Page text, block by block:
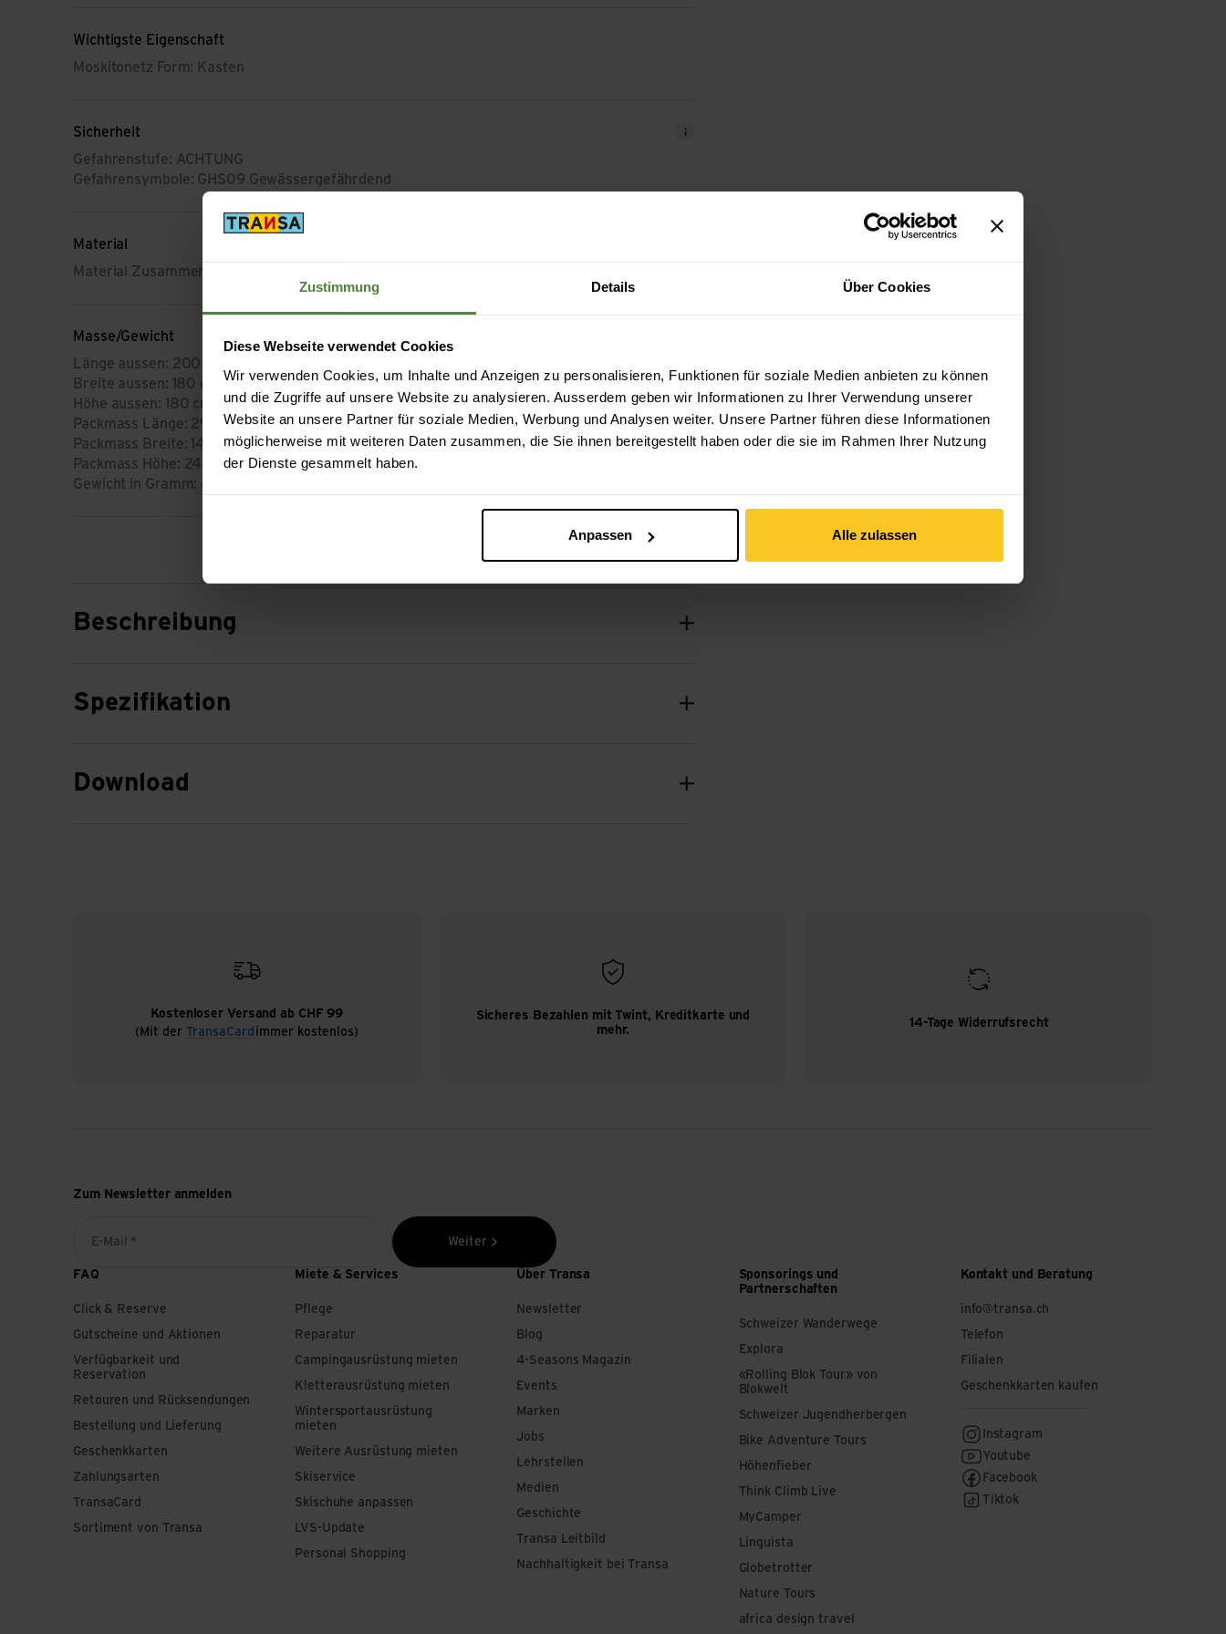
Zustimmung Details Über Cookies
Diese Webseite verwendet Cookies
Wir verwenden Cookies, um Inhalte und Anzeigen zu personalisieren, Funktionen für soziale Medien anbieten zu können
und die Zugriffe auf unsere Website zu analysieren. Ausserdem geben wir Informationen zu Ihrer Verwendung unserer
Website an unsere Partner für soziale Medien, Werbung und Analysen weiter. Unsere Partner führen diese Informationen
möglicherweise mit weiteren Daten zusammen, die Sie ihnen bereitgestellt haben oder die sie im Rahmen Ihrer Nutzung
der Dienste gesammelt haben.
Anpassen Alle zulassen
Wichtigste Eigenschaft
Moskitonetz Form: Kasten
Sicherheit
Gefahrenstufe: ACHTUNG
Gefahrensymbole: GHS09 Gewässergefährdend
Material
Material Zusammensetzung: 100% Polyester
Masse/Gewicht
Länge aussen: 200 cm
Breite aussen: 180 cm
Höhe aussen: 180 cm
Packmass Länge: 29 cm
Packmass Breite: 14 cm
Packmass Höhe: 24 cm
Gewicht in Gramm: 800 g
Beschreibung
Spezifikation
Download
Kostenloser Versand ab CHF 99
(Mit der TransaCard immer kostenlos)
Sicheres Bezahlen mit Twint, Kreditkarte und
mehr.
14-Tage Widerrufsrecht
Zum Newsletter anmelden
E-Mail * Weiter
FAQ
Click & Reserve
Gutscheine und Aktionen
Verfügbarkeit und
Reservation
Retouren und Rücksendungen
Bestellung und Lieferung
Geschenkkarten
Zahlungsarten
TransaCard
Sortiment von Transa
Miete & Services
Pflege
Reparatur
Campingausrüstung mieten
Kletterausrüstung mieten
Wintersportausrüstung
mieten
Weitere Ausrüstung mieten
Skiservice
Skischuhe anpassen
LVS-Update
Personal Shopping
Über Transa
Newsletter
Blog
4-Seasons Magazin
Events
Marken
Jobs
Lehrstellen
Medien
Geschichte
Transa Leitbild
Nachhaltigkeit bei Transa
Sponsorings und
Partnerschaften
Schweizer Wanderwege
Explora
«Rolling Blok Tour» von
Blokwelt
Schweizer Jugendherbergen
Bike Adventure Tours
Höhenfieber
Think Climb Live
MyCamper
Linguista
Globetrotter
Nature Tours
africa design travel
Kontakt und Beratung
info@transa.ch
Telefon
Filialen
Geschenkkarten kaufen
Instagram
Youtube
Facebook
Tiktok